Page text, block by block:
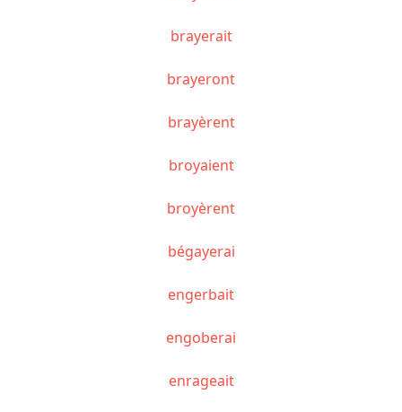
brayerait
brayeront
brayèrent
broyaient
broyèrent
bégayerai
engerbait
engoberai
enrageait